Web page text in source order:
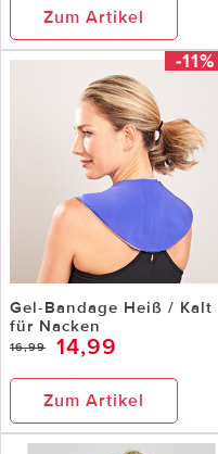
Zum Artikel
-11%
Gel-Bandage Heiß / Kalt
für Nacken
16,99 14,99
Zum Artikel